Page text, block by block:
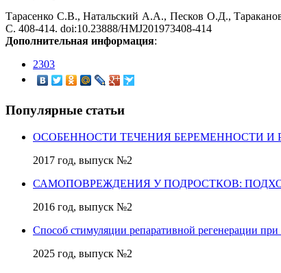
Тарасенко С.В., Натальский А.А., Песков О.Д.,
С. 408-414. doi:10.23888/HMJ201973408-414
Дополнительная информация:
2303
Популярные статьи
ОСОБЕННОСТИ ТЕЧЕНИЯ БЕРЕМЕННОСТИ
2017 год, выпуск №2
САМОПОВРЕЖДЕНИЯ У ПОДРОСТКОВ:
2016 год, выпуск №2
Способ стимуляции репаративной регенерации
2025 год, выпуск №2